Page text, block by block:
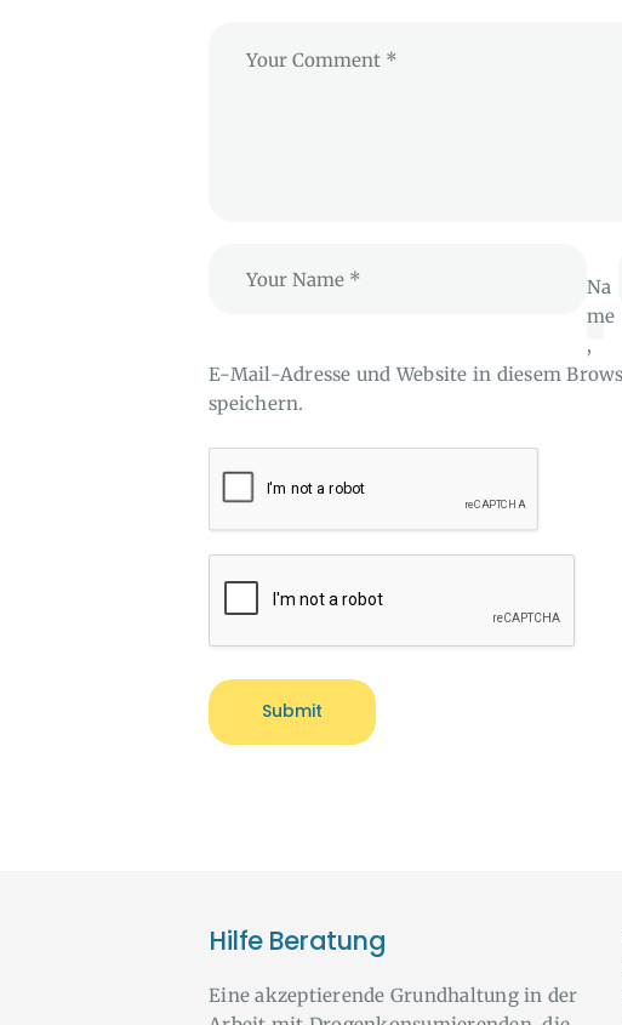
Na
me
,
E-Mail-Adresse und Website in diesem
speichern.
Hilfe Beratung
Eine akzeptierende Grundhaltung in der